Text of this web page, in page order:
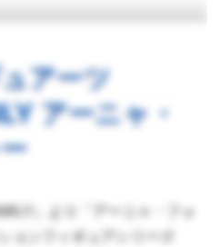
アーツ
アーニャ・
』より「アーニャ・フォ
ョンフィギュアシリーズ